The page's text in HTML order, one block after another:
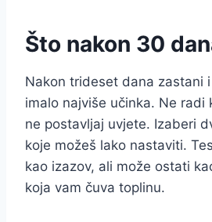
Što nakon 30
Nakon trideset dana zastani
imalo najviše učinka. Ne radi
ne postavljaj uvjete. Izaberi
koje možeš lako nastaviti.
kao izazov, ali može ostati
koja vam čuva toplinu.